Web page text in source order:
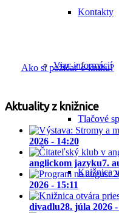
Kontakty
Viac informácií
Tlačové
Knižnica
Ako si požičať e-knihu?
Aktuality z knižnice
2026 - 14:20
anglickom jazyku7.
2026 - 15:11
divadlu28. júla 2026